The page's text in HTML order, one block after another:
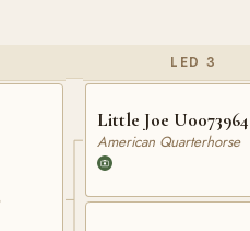
LED 3
Little Joe U0073964
American Quarterhorse